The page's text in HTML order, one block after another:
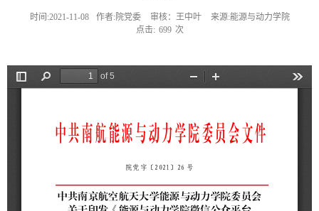
时间:2021-11-08 作者:院党委 审核：王中叶
来源:能源与动力学院
点击: 699 次